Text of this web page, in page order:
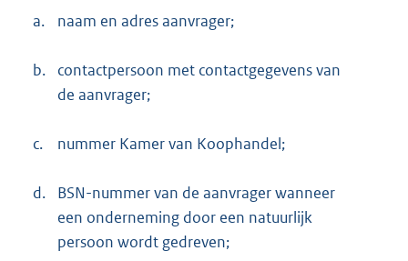
a. naam en adres aanvrager;
b.
contactpersoon met contactgegevens van
de aanvrager;
c. nummer Kamer van Koophandel;
d.
BSN-nummer van de aanvrager wanneer
een onderneming door een natuurlijk
persoon wordt gedreven;